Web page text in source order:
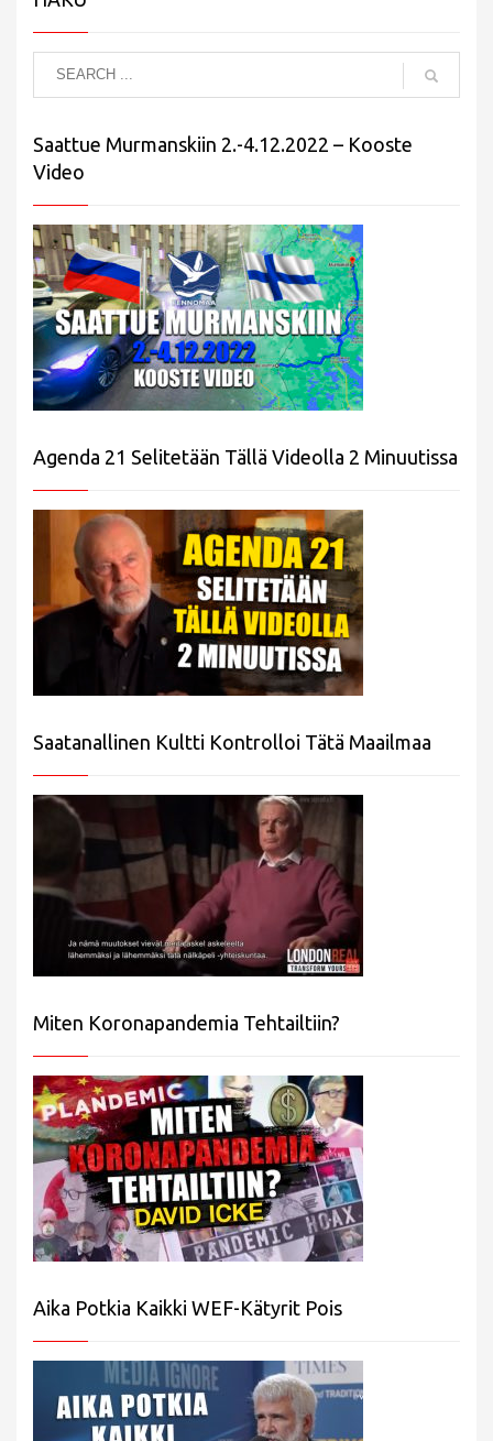
Saattue Murmanskiin 2.-4.12.2022 – Kooste
Video
Agenda 21 Selitetään Tällä Videolla 2 Minuutissa
Saatanallinen Kultti Kontrolloi Tätä Maailmaa
Miten Koronapandemia Tehtailtiin?
Aika Potkia Kaikki WEF-Kätyrit Pois